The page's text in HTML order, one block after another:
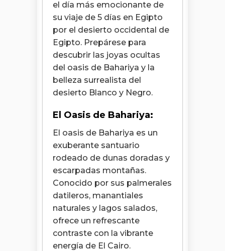
el día más emocionante de
su viaje de 5 días en Egipto
por el desierto occidental de
Egipto. Prepárese para
descubrir las joyas ocultas
del oasis de Bahariya y la
belleza surrealista del
desierto Blanco y Negro.
El Oasis de Bahariya:
El oasis de Bahariya es un
exuberante santuario
rodeado de dunas doradas y
escarpadas montañas.
Conocido por sus palmerales
datileros, manantiales
naturales y lagos salados,
ofrece un refrescante
contraste con la vibrante
energía de El Cairo.